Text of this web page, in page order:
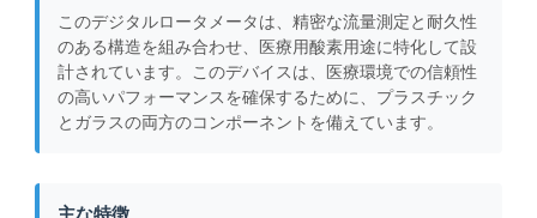
このデジタルロータメータは、精密な流量測定と耐久性
のある構造を組み合わせ、医療用酸素用途に特化して設
計されています。このデバイスは、医療環境での信頼性
の高いパフォーマンスを確保するために、プラスチック
とガラスの両方のコンポーネントを備えています。
主な特徴